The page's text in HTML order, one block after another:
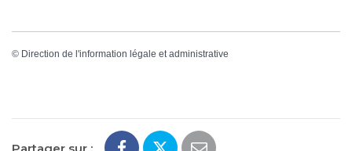
© Direction de l'information légale et administrative